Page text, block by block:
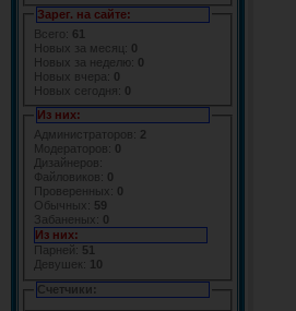
Зарег. на сайте:
Всего: 61
Новых за месяц: 0
Новых за неделю: 0
Новых вчера: 0
Новых сегодня: 0
Из них:
Администраторов: 2
Модераторов: 0
Дизайнеров:
Файловиков: 0
Проверенных: 0
Обычных: 59
Забаненых: 0
Из них:
Парней: 51
Девушек:
10
Счетчики: